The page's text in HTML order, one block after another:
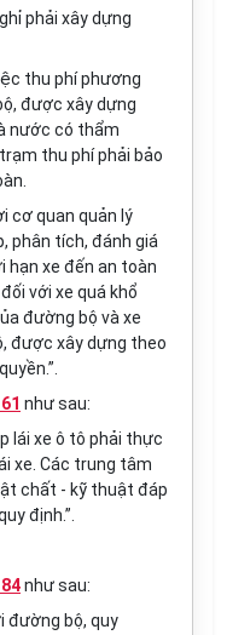
phải xây dựng
thu phí phương
được xây dựng
nước có thẩm
trạm thu phí phải bảo
cơ quan quản lý
phân tích, đánh giá
hạn xe đến an toàn
với xe quá khổ
đường bộ và xe
được xây dựng theo
như sau:
lái xe ô tô phải thực
xe. Các trung tâm
chất - kỹ thuật đáp
định.”.
như sau:
đường bộ, quy